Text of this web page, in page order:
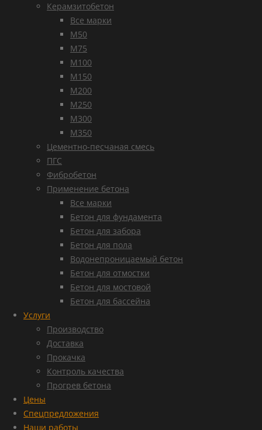
Керамзитобетон
Все марки
М50
М75
М100
М150
М200
М250
М300
М350
Цементно-песчаная смесь
ПГС
Фибробетон
Применение бетона
Все марки
Бетон для фундамента
Бетон для забора
Бетон для пола
Водонепроницаемый бетон
Бетон для отмостки
Бетон для мостовой
Бетон для бассейна
Услуги
Производство
Доставка
Прокачка
Контроль качества
Прогрев бетона
Цены
Спецпредложения
Наши работы